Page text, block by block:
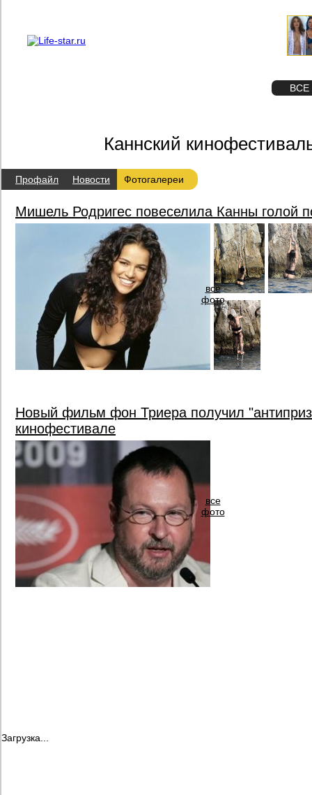
ВСЕ
Каннский
Профайл Новости Фотогалереи
Мишель Родригес повеселила Канны голой
все
фото
Новый фильм фон Триера получил
кинофестивале
все
фото
Загрузка...